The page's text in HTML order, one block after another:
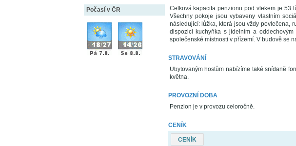
Počasí v ČR
Celková kapacita penzionu pod vlekem je 53
Všechny pokoje jsou vybaveny vlastním
následující: lůžka, která jsou vždy povlečena,
dispozici kuchyňka s jídelním a
společenské místnosti v přízemí. V budově se
STRAVOVÁNÍ
Ubytovaným hostům nabízíme také snídaně
května.
PROVOZNÍ DOBA
Penzion je v provozu celoročně.
CENÍK
CENÍK